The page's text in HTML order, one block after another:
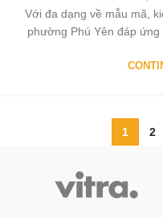
Với đa dạng về mẫu mã,
phường Phú Yên đáp
1 2